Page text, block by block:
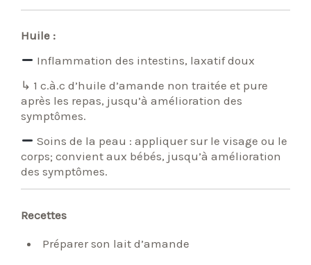
Huile :
Inflammation des intestins, laxatif doux
↳ 1 c.à.c d’huile d’amande non traitée et pure
après les repas, jusqu’à amélioration des
symptômes.
Soins de la peau : appliquer sur le visage ou le
corps; convient aux bébés, jusqu’à amélioration
des symptômes.
Recettes
Préparer son lait d’amande